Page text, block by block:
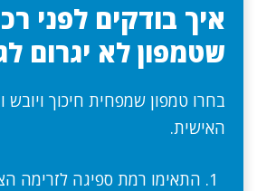
איך בודקים לפני
שטמפון לא יגרום
בחרו טמפון שמפחית חיכוך ויובש
האישית.
התאימו רמת ספיגה לזרימה